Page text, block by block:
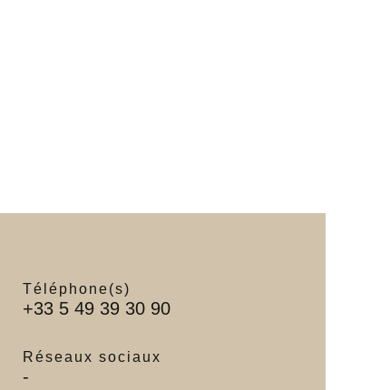
Téléphone(s)
+33 5 49 39 30 90
Réseaux sociaux
-